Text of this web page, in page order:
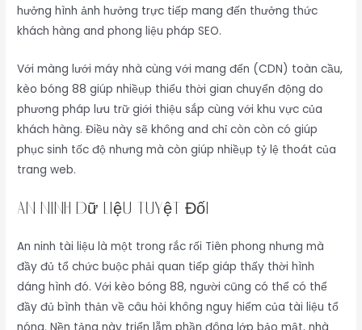
hưởng hình ảnh hưởng trực tiếp mang đến thưởng thức
khách hàng and phong liệu pháp SEO.
Với màng lưới máy nhà cùng với mang đến (CDN) toàn cầu,
kèo bóng 88 giúp nhiềụp thiểu thời gian chuyển động do
phương pháp lưu trữ giới thiệu sắp cùng với khu vực của
khách hàng. Điều này sẽ không and chỉ còn còn có giúp
phục sinh tốc độ nhưng mà còn giúp nhiềụp tỷ lệ thoát của
trang web.
An Ninh Dữ Liệu Tuyệt Đối
An ninh tài liệu là một trong rắc rối Tiên phong nhưng mà
đầy đủ tổ chức buộc phải quan tiếp giáp thấy thời hình
dáng hình đó. Với kèo bóng 88, người cũng có thể có thể
đầy đủ bình thản về câu hỏi không nguy hiểm của tài liệu tổ